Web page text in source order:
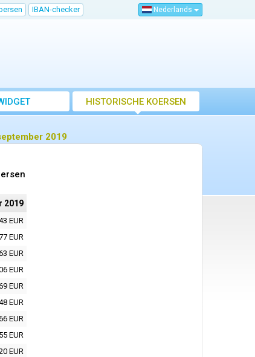
IBAN-checker Nederlands
HISTORISCHE KOERSEN
2019
2019
EUR
EUR
EUR
EUR
EUR
EUR
EUR
EUR
EUR